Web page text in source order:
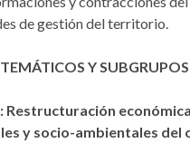
de gestión del territorio.
Y SUBGRUPOS
Restructuración
y socio-ambientales del